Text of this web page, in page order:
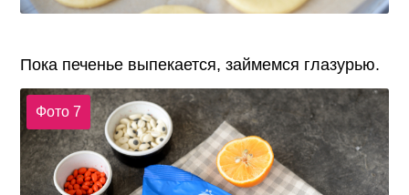
Пока печенье выпекается, займемся глазурью.
Фото 7